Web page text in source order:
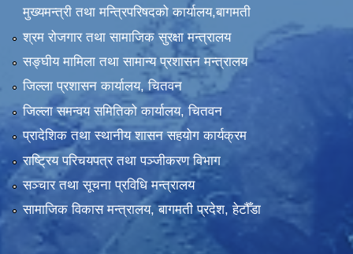
मुख्यमन्त्री तथा मन्त्रिपरिषदको कार्यालय,बागमती
श्रम रोजगार तथा सामाजिक सुरक्षा मन्त्रालय
सङ्‍घीय मामिला तथा सामान्य प्रशासन मन्त्रालय
जिल्ला प्रशासन कार्यालय, चितवन
जिल्ला समन्वय समितिको कार्यालय, चितवन
प्रादेशिक तथा स्थानीय शासन सहयोग कार्यक्रम
राष्ट्रिय परिचयपत्र तथा पञ्‍जीकरण विभाग
सञ्‍चार तथा सूचना प्रविधि मन्त्रालय
सामाजिक विकास मन्त्रालय, बागमती प्रदेश, हेटौँडा